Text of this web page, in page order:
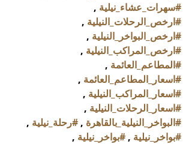
#سهرات_عشاء_نيلية ,
#ارخص_الرحلات_النيلية ,
#ارخص_البواخر_النيلية ,
#ارخص_المراكب_النيلية ,
#المطاعم_العائمة ,
#اسعار_المطاعم_العائمة ,
#اسعار_المراكب_النيلية ,
#اسعار_الرحلات_النيلية ,
#البواخر_النيلية_بالقاهرة , #رحلة_نيلية ,
#بواخر_نيلية , #بواخر_نيلية ,